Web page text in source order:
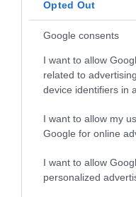
Opted Out
Google consents
I want to allow
related to
device identifiers in
I want to allow my
Google for online
I want to allow
personalized
Σε δημοπρασία η
ιστορικών γκολ του
08.08.2026 | 18:40
Εύβοιας: Μένουν
νερό – Σοβαρή
Αγροτικές
Όλες οι
ΠΕΡΙΣΣΟΤΕΡΑ ΑΠΟ